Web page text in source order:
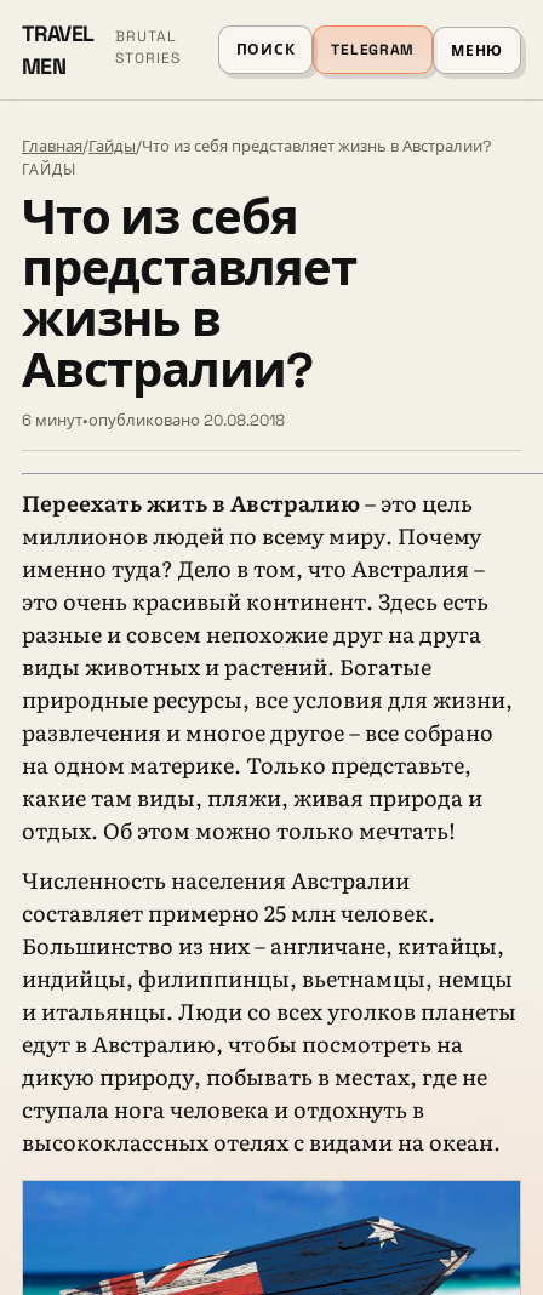
TRAVEL
MEN
BRUTAL
STORIES
ПОИСК TELEGRAM МЕНЮ
Главная/Гайды/Что из себя представляет жизнь в Австралии?
ГАЙДЫ
Что из себя
представляет
жизнь в
Австралии?
6 минут•опубликовано 20.08.2018
Переехать жить в Австралию– это цель
миллионов людей по всему миру. Почему
именно туда? Дело в том, что Австралия –
это очень красивый континент. Здесь есть
разные и совсем непохожие друг на друга
виды животных и растений. Богатые
природные ресурсы, все условия для жизни,
развлечения и многое другое – все собрано
на одном материке. Только представьте,
какие там виды, пляжи, живая природа и
отдых. Об этом можно только мечтать!
Численность населения Австралии
составляет примерно 25 млн человек.
Большинство из них – англичане, китайцы,
индийцы, филиппинцы, вьетнамцы, немцы
и итальянцы. Люди со всех уголков планеты
едут в Австралию, чтобы посмотреть на
дикую природу, побывать в местах, где не
ступала нога человека и отдохнуть в
высококлассных отелях с видами на океан.